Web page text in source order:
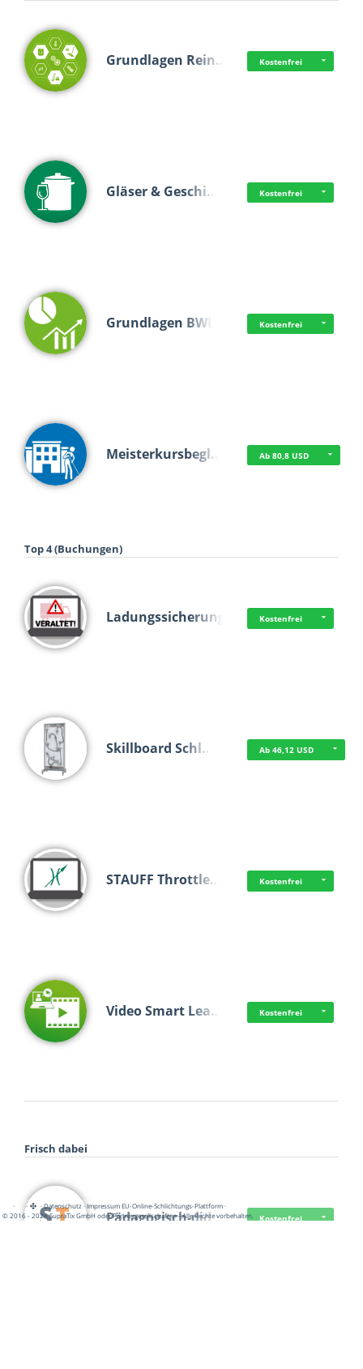
Grundlagen Rein… Kostenfrei
Gläser & Geschi… Kostenfrei
Grundlagen BWL Kostenfrei
Meisterkursbegl… Ab 80,8 USD
Top 4 (Buchungen)
Ladungssicherung Kostenfrei
Skillboard Schl… Ab 46,12 USD
STAUFF Throttle… Kostenfrei
Video Smart Lea… Kostenfrei
Frisch dabei
Pädagogisch-did… Kostenfrei
· · ·Datenschutz·Impressum EU-Online-Schlichtungs-Plattform·
© 2016 - 2026 SupraTix GmbH oder Partnergesellschaften - Alle Rechte vorbehalten.